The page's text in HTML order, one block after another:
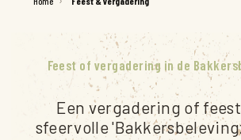
Feest of vergadering in de
Een vergadering of
sfeervolle